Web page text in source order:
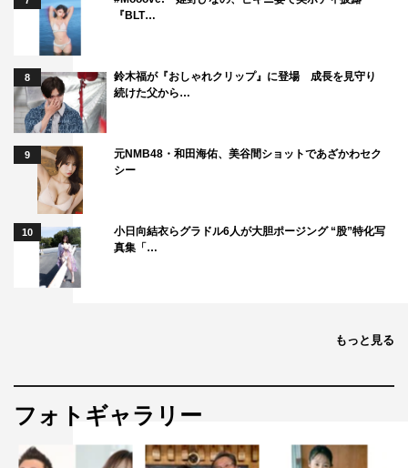
『BLT…
8
鈴木福が『おしゃれクリップ』に登場 成長を見守り
続けた父から…
9
元NMB48・和田海佑、美谷間ショットであざかわセク
シー
10
小日向結衣らグラドル6人が大胆ポージング “股”特化写
真集「…
もっと見る
フォトギャラリー